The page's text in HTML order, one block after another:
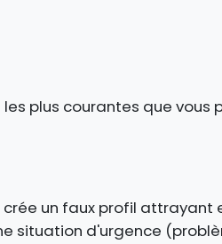
plus courantes que vous
un faux profil attrayant
situation d'urgence